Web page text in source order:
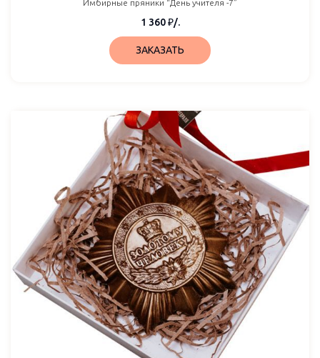
Имбирные пряники “День учителя -7”
1 360₽/.
ЗАКАЗАТЬ